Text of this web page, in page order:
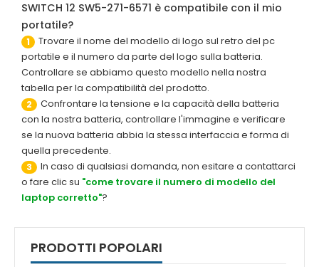
SWITCH 12 SW5-271-6571 è compatibile con il mio
portatile?
1
Trovare il nome del modello di logo sul retro del pc
portatile e il numero da parte del logo sulla batteria.
Controllare se abbiamo questo modello nella nostra
tabella per la compatibilità del prodotto.
2
Confrontare la tensione e la capacità della batteria
con la nostra batteria, controllare l'immagine e verificare
se la nuova batteria abbia la stessa interfaccia e forma di
quella precedente.
3
In caso di qualsiasi domanda, non esitare a contattarci
o fare clic su "come trovare il numero di modello del
laptop corretto"?
PRODOTTI POPOLARI